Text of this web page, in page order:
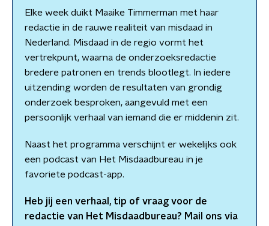
Elke week duikt Maaike Timmerman met haar
redactie in de rauwe realiteit van misdaad in
Nederland. Misdaad in de regio vormt het
vertrekpunt, waarna de onderzoeksredactie
bredere patronen en trends blootlegt. In iedere
uitzending worden de resultaten van grondig
onderzoek besproken, aangevuld met een
persoonlijk verhaal van iemand die er middenin zit.
Naast het programma verschijnt er wekelijks ook
een podcast van Het Misdaadbureau in je
favoriete podcast-app.
Heb jij een verhaal, tip of vraag voor de
redactie van Het Misdaadbureau? Mail ons via